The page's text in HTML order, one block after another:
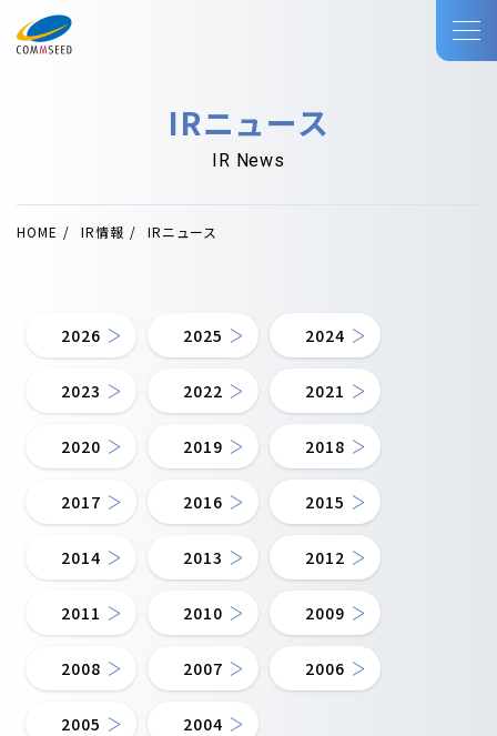
IRニュース
IR News
HOME IR情報 IRニュース
2026 2025 2024
2023 2022 2021
2020 2019 2018
2017 2016 2015
2014 2013 2012
2011 2010 2009
2008 2007 2006
2005 2004